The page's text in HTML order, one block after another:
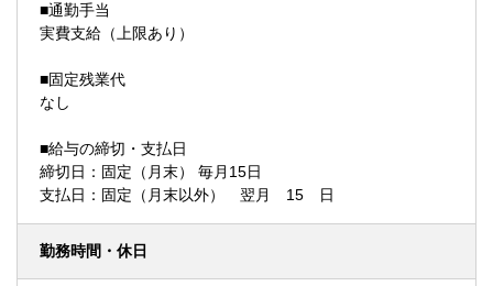
■通勤手当
実費支給（上限あり）
■固定残業代
なし
■給与の締切・支払日
締切日：固定（月末） 毎月15日
支払日：固定（月末以外） 翌月 15 日
勤務時間・休日